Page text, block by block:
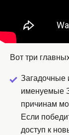
Вот три
Загадочные
именуемые
причинам
Если
доступ к